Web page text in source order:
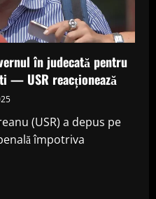
în judecată pentru
— USR reacționează
(USR) a depus pe
împotriva